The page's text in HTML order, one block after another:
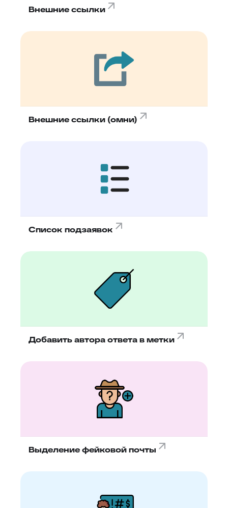
Внешние ссылки
Внешние ссылки (омни)
Список подзаявок
Добавить автора ответа в метки
Выделение фейковой почты